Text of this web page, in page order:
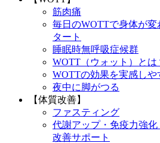
筋肉痛
毎日のWOTTで身体が
タート
睡眠時無呼吸症候群
WOTT（ウォット）とは
WOTTの効果を実感しや
夜中に脚がつる
【体質改善】
ファスティング
代謝アップ・免疫力強
改善サポート